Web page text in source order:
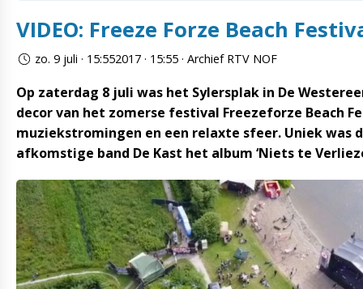
VIDEO: Freeze Forze Beach
zo. 9 juli · 15:552017 · 15:55 · Archief RTV NOF
Op zaterdag 8 juli was het Sylersplak in De
decor van het zomerse festival Freezeforze Beach
muziekstromingen en een relaxte sfeer. Uniek was
afkomstige band De Kast het album ‘Niets te